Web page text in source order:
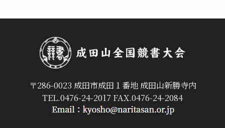
〒286-0023 成田市成田１番地 成田山新勝寺内
TEL.0476-24-2017 FAX.0476-24-2084